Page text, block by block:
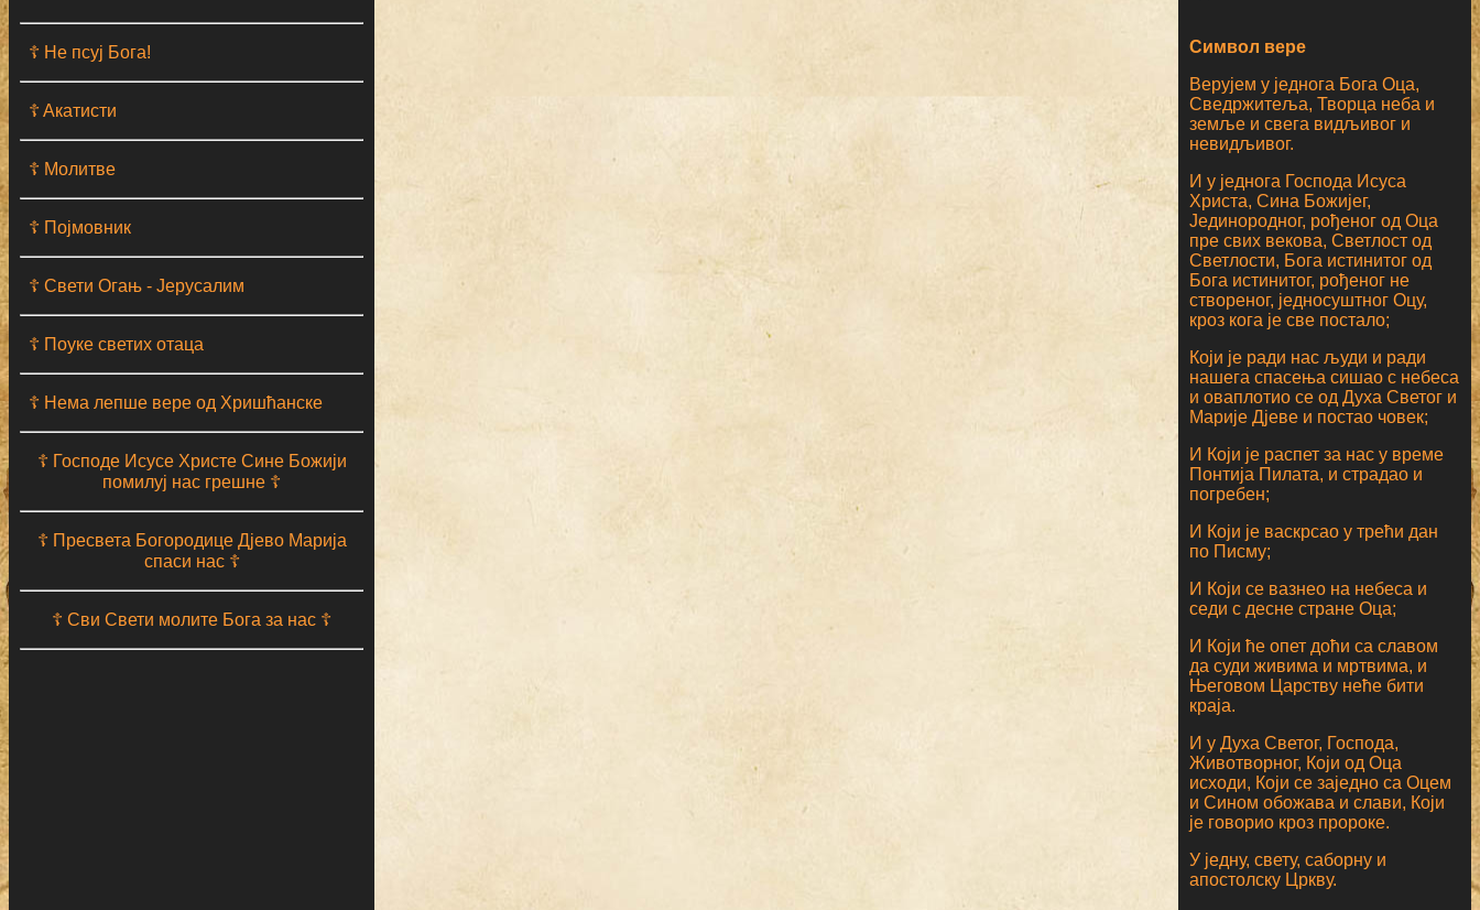
☦ Не псуј Бога!
☦ Aкатисти
☦ Молитве
☦ Појмовник
☦ Свети Огањ - Јерусалим
☦ Поуке светих отаца
☦ Нема лепше вере од Хришћанске
☦ Господе Исусе Христе Сине Божији
помилуј нас грешне ☦
☦ Пресвета Богородице Дјево Марија
спаси нас ☦
☦ Сви Свети молите Бога за нас ☦
Символ вере
Верујем у једнога Бога Оца,
Сведржитеља, Творца неба и
земље и свега видљивог и
невидљивог.
И у једнога Господа Исуса
Христа, Сина Божијег,
Јединородног, рођеног од Оца
пре свих векова, Светлост од
Светлости, Бога истинитог од
Бога истинитог, рођеног не
створеног, једносуштног Оцу,
кроз кога је све постало;
Који је ради нас људи и ради
нашега спасења сишао с небеса
и оваплотио се од Духа Светог и
Марије Дјеве и постао човек;
И Који је распет за нас у време
Понтија Пилата, и страдао и
погребен;
И Који је васкрсао у трећи дан
по Писму;
И Који се вазнео на небеса и
седи с десне стране Оца;
И Који ће опет доћи са славом
да суди живима и мртвима, и
Његовом Царству неће бити
краја.
И у Духа Светог, Господа,
Животворног, Који од Оца
исходи, Који се заједно са Оцем
и Сином обожава и слави, Који
је говорио кроз пророке.
У једну, свету, саборну и
апостолску Цркву.